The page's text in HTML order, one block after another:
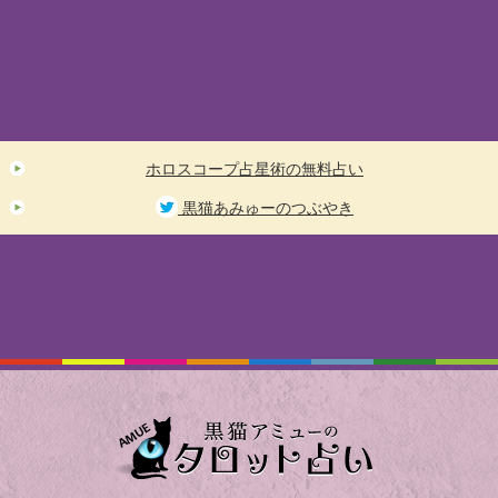
ホロスコープ占星術の無料占い
黒猫あみゅーのつぶやき